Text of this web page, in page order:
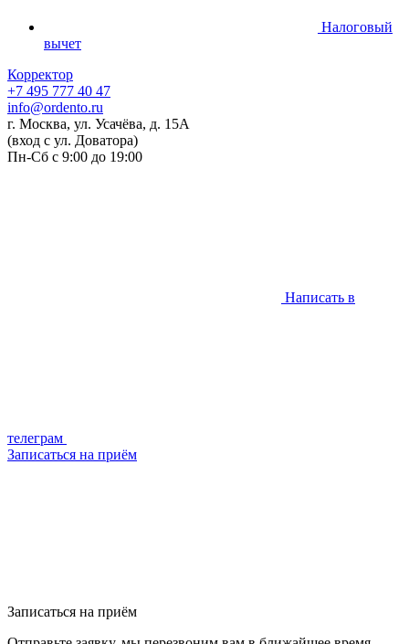
Налоговый
вычет
Корректор
+7 495 777 40 47
info@ordento.ru
г. Москва, ул. Усачёва, д. 15А
(вход с ул. Доватора)
Пн-Сб с 9:00 до 19:00
Написать в
телеграм
Записаться на приём
Записаться на приём